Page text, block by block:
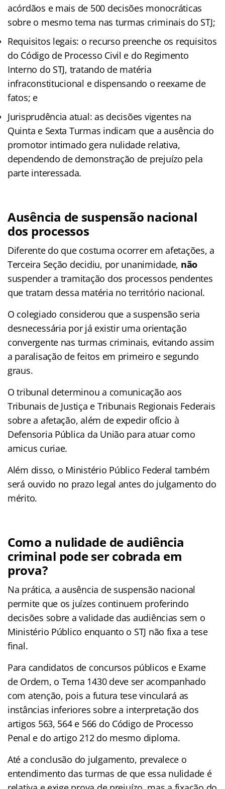
acórdãos e mais de 500 decisões monocráticas
sobre o mesmo tema nas turmas criminais do STJ;
Requisitos legais: o recurso preenche os requisitos
do Código de Processo Civil e do Regimento
Interno do STJ, tratando de matéria
infraconstitucional e dispensando o reexame de
fatos; e
Jurisprudência atual: as decisões vigentes na
Quinta e Sexta Turmas indicam que a ausência do
promotor intimado gera nulidade relativa,
dependendo de demonstração de prejuízo pela
parte interessada.
Ausência de suspensão nacional
dos processos
Diferente do que costuma ocorrer em afetações, a
Terceira Seção decidiu, por unanimidade, não
suspender a tramitação dos processos pendentes
que tratam dessa matéria no território nacional.
O colegiado considerou que a suspensão seria
desnecessária por já existir uma orientação
convergente nas turmas criminais, evitando assim
a paralisação de feitos em primeiro e segundo
graus.
O tribunal determinou a comunicação aos
Tribunais de Justiça e Tribunais Regionais Federais
sobre a afetação, além de expedir ofício à
Defensoria Pública da União para atuar como
amicus curiae.
Além disso, o Ministério Público Federal também
será ouvido no prazo legal antes do julgamento do
mérito.
Como a nulidade de audiência
criminal pode ser cobrada em
prova?
Na prática, a ausência de suspensão nacional
permite que os juízes continuem proferindo
decisões sobre a validade das audiências sem o
Ministério Público enquanto o STJ não fixa a tese
final.
Para candidatos de concursos públicos e Exame
de Ordem, o Tema 1430 deve ser acompanhado
com atenção, pois a futura tese vinculará as
instâncias inferiores sobre a interpretação dos
artigos 563, 564 e 566 do Código de Processo
Penal e do artigo 212 do mesmo diploma.
Até a conclusão do julgamento, prevalece o
entendimento das turmas de que essa nulidade é